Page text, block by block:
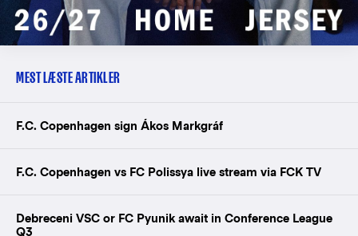
MEST LÆSTE ARTIKLER
F.C. Copenhagen sign Ákos Markgráf
F.C. Copenhagen vs FC Polissya live stream via FCK TV
Debreceni VSC or FC Pyunik await in Conference League
Q3